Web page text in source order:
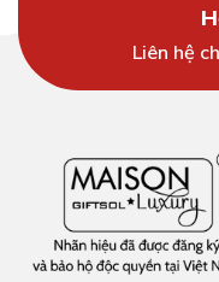
Liên hệ